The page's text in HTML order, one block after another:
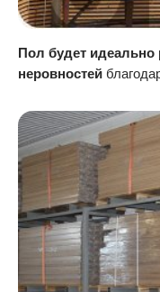
Пол будет
неровностей